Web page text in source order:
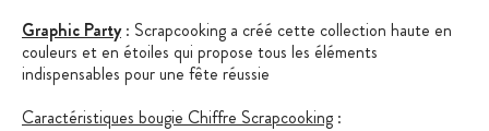
Graphic Party: Scrapcooking a créé cette collection haute en
couleurs et en étoiles qui propose tous les éléments
indispensables pour une fête réussie
Caractéristiques bougie Chiffre Scrapcooking :